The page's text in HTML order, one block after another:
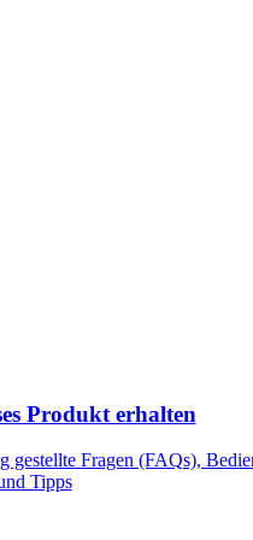
Produkt erhalten
gestellte Fragen (FAQs),
Tipps